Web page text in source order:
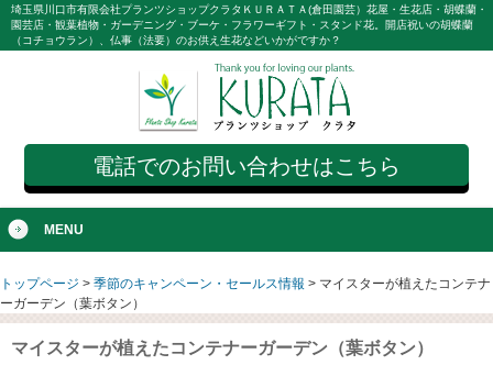
埼玉県川口市有限会社プランツショップクラタＫＵＲＡＴＡ(倉田園芸）花屋・生花店・胡蝶蘭・
園芸店・観葉植物・ガーデニング・ブーケ・フラワーギフト・スタンド花。開店祝いの胡蝶蘭
（コチョウラン）、仏事（法要）のお供え生花などいかがですか？
電話でのお問い合わせはこちら
MENU
トップページ > 季節のキャンペーン・セールス情報 > マイスターが植えたコンテナ
ーガーデン（葉ボタン）
マイスターが植えたコンテナーガーデン（葉ボタン）